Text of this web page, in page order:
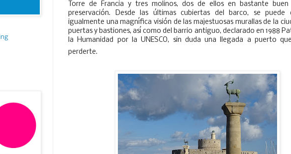
Torre de Francia y tres molinos, dos de ellos en bastante
preservación. Desde las últimas cubiertas del barco, se puede
igualmente una magnífica visión de las majestuosas murallas de la
puertas y bastiones, así como del barrio antiguo, declarado en 1988
la Humanidad por la UNESCO, sin duda una llegada a puerto
perderte.